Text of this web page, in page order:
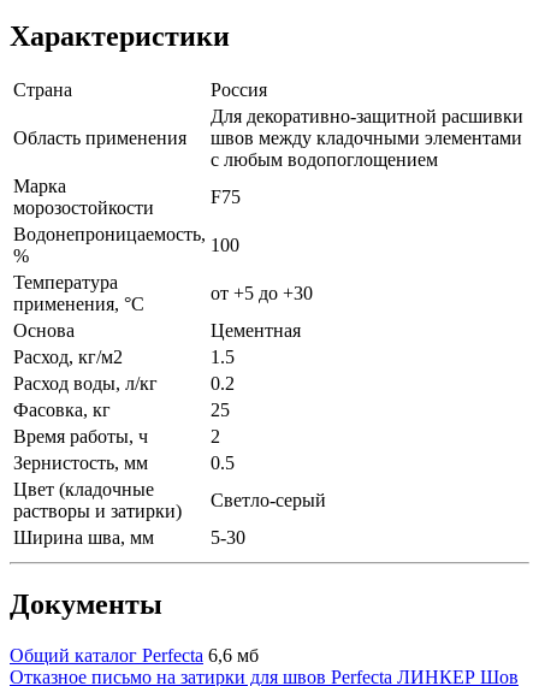
Характеристики
Страна Россия
Область применения
Для декоративно-защитной расшивки
швов между кладочными элементами
с любым водопоглощением
Марка
морозостойкости
F75
Водонепроницаемость,
%
100
Температура
применения, °С
от +5 до +30
Основа
Цементная
Расход, кг/м2
1.5
Расход воды, л/кг
0.2
Фасовка, кг
25
Время работы, ч
2
Зернистость, мм
0.5
Цвет (кладочные
растворы и затирки)
Светло-серый
Ширина шва, мм
5-30
Документы
Общий каталог Perfecta 6,6 мб
Отказное письмо на затирки для швов Perfecta ЛИНКЕР Шов